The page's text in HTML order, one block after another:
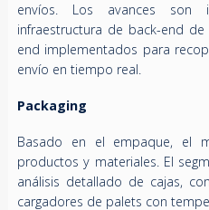
envíos. Los avances son
infraestructura de back-end
end implementados para
envío en tiempo real.
Packaging
Basado en el empaque, el
productos y materiales. El
análisis detallado de cajas,
cargadores de palets con